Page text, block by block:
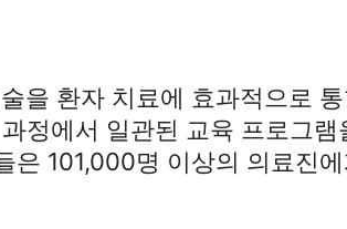
을 환자 치료에 효과적으로
정에서 일관된 교육 프로그
101,000명 이상의 의료진